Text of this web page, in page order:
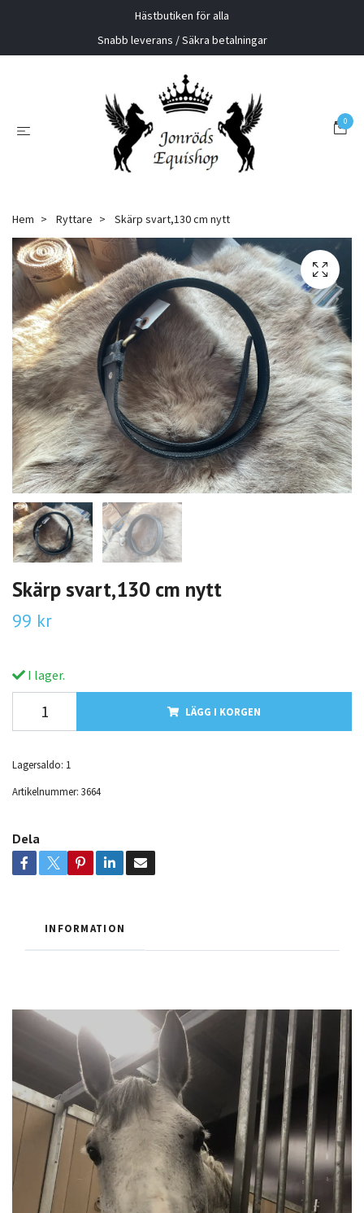
Hästbutiken för alla
Snabb leverans / Säkra betalningar
0
Hem Ryttare Skärp svart,130 cm nytt
Skärp svart,130 cm nytt
99 kr
I lager.
LÄGG I KORGEN
Lagersaldo: 1
Artikelnummer: 3664
Dela
INFORMATION